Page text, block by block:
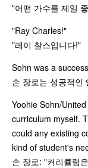
"어떤 가수를 제일
"Ray Charles!"
"레이 찰스입니다!"
Sohn was a
손 장로는 성공적인
Yoohie Sohn/
curriculum myself.
could any existing
kind of student's
손 장로: "커리큘럼